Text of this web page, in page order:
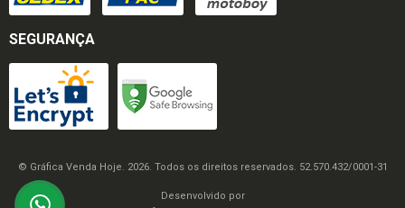
SEGURANÇA
© Gráfica Venda Hoje. 2026. Todos os direitos reservados. 52.570.432/0001-31
Desenvolvido por